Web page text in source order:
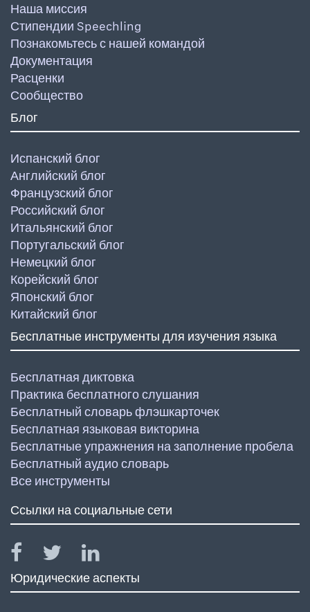
Наша миссия
Стипендии Speechling
Познакомьтесь с нашей командой
Документация
Расценки
Сообщество
Блог
Испанский блог
Английский блог
Французский блог
Российский блог
Итальянский блог
Португальский блог
Немецкий блог
Корейский блог
Японский блог
Китайский блог
Бесплатные инструменты для изучения языка
Бесплатная диктовка
Практика бесплатного слушания
Бесплатный словарь флэшкарточек
Бесплатная языковая викторина
Бесплатные упражнения на заполнение пробела
Бесплатный аудио словарь
Все инструменты
Ссылки на социальные сети
Юридические аспекты